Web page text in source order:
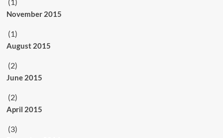
November 2015
(1)
August 2015
(2)
June 2015
(2)
April 2015
(3)